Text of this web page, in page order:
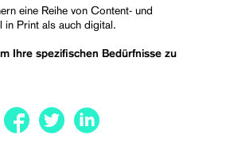
eine Reihe von Content- und
in Print als auch digital.
Ihre spezifischen Bedürfnisse zu